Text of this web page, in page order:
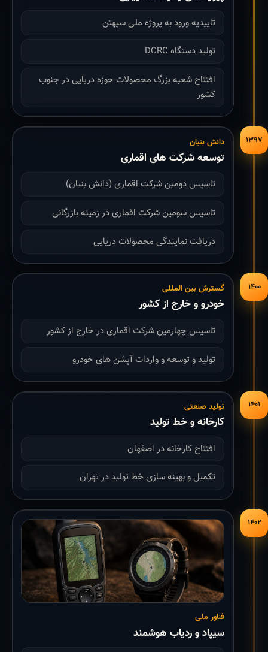
تاییدیه ورود به پروژه ملی سپهتن
تولید دستگاه DCRC
افتتاح شعبه بزرگ محصولات حوزه دریایی در جنوب
کشور
۱۳۹۷ دانش بنیان
توسعه شرکت های اقماری
تاسیس دومین شرکت اقماری (دانش بنیان)
تاسیس سومین شرکت اقماری در زمینه بازرگانی
دریافت نمایندگی محصولات دریایی
۱۴۰۰ گسترش بین المللی
خودرو و خارج از کشور
تاسیس چهارمین شرکت اقماری در خارج از کشور
تولید و توسعه و واردات آپشن های خودرو
۱۴۰۱ تولید صنعتی
کارخانه و خط تولید
افتتاح کارخانه در اصفهان
تکمیل و بهینه سازی خط تولید در تهران
۱۴۰۲
فناور ملی
سیپاد و ردیاب هوشمند